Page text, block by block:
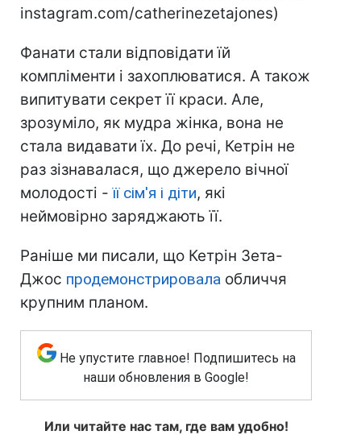
instagram.com/catherinezetajones)
Фанати стали відповідати їй
компліменти і захоплюватися. А також
випитувати секрет її краси. Але,
зрозуміло, як мудра жінка, вона не
стала видавати їх. До речі, Кетрін не
раз зізнавалася, що джерело вічної
молодості -її сім'я і діти, які
неймовірно заряджають її.
Раніше ми писали, що Кетрін Зета-
Джос продемонстрировала обличчя
крупним планом.
Не упустите главное! Подпишитесь на
наши обновления в Google!
Или читайте нас там, где вам удобно!